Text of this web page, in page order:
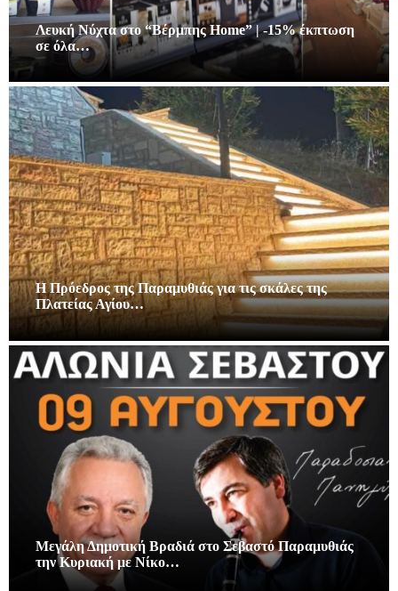
Λευκή Νύχτα στο “Βέρμπης Home” | -15% έκπτωση
σε όλα…
Η Πρόεδρος της Παραμυθιάς για τις σκάλες της
Πλατείας Αγίου…
Μεγάλη Δημοτική Βραδιά στο Σεβαστό Παραμυθιάς
την Κυριακή με Νίκο…